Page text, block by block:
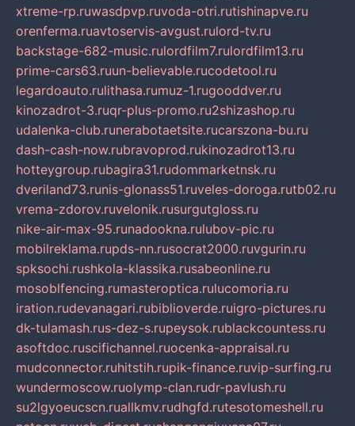
xtreme-rp.ruwasdpvp.ruvoda-otri.rutishinapve.ru
orenferma.ruavtoservis-avgust.rulord-tv.ru
backstage-682-music.rulordfilm7.rulordfilm13.ru
prime-cars63.ruun-believable.rucodetool.ru
legardoauto.rulithasa.rumuz-1.rugooddver.ru
kinozadrot-3.ruqr-plus-promo.ru2shizashop.ru
udalenka-club.runerabotaetsite.rucarszona-bu.ru
dash-cash-now.rubravoprod.rukinozadrot13.ru
hotteygroup.rubagira31.rudommarketnsk.ru
dveriland73.runis-glonass51.ruveles-doroga.rutb02.ru
vrema-zdorov.ruvelonik.rusurgutgloss.ru
nike-air-max-95.runadookna.rulubov-pic.ru
mobilreklama.rupds-nn.rusocrat2000.ruvgurin.ru
spksochi.rushkola-klassika.rusabeonline.ru
mosoblfencing.rumasteroptica.rulucomoria.ru
iration.rudevanagari.rubiblioverde.ruigro-pictures.ru
dk-tulamash.rus-dez-s.rupeysok.rublackcountess.ru
asoftdoc.ruscifichannel.ruocenka-appraisal.ru
mudconnector.ruhitstih.rupik-finance.ruvip-surfing.ru
wundermoscow.ruolymp-clan.rudr-pavlush.ru
su2lgyoeucscn.ruallkmv.rudhgfd.rutesotomeshell.ru